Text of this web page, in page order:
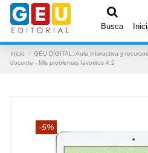
Busca
Inicio GEU DIGITAL: Aula interactiva y
docente - Mis problemas favoritos 4.2
-5%